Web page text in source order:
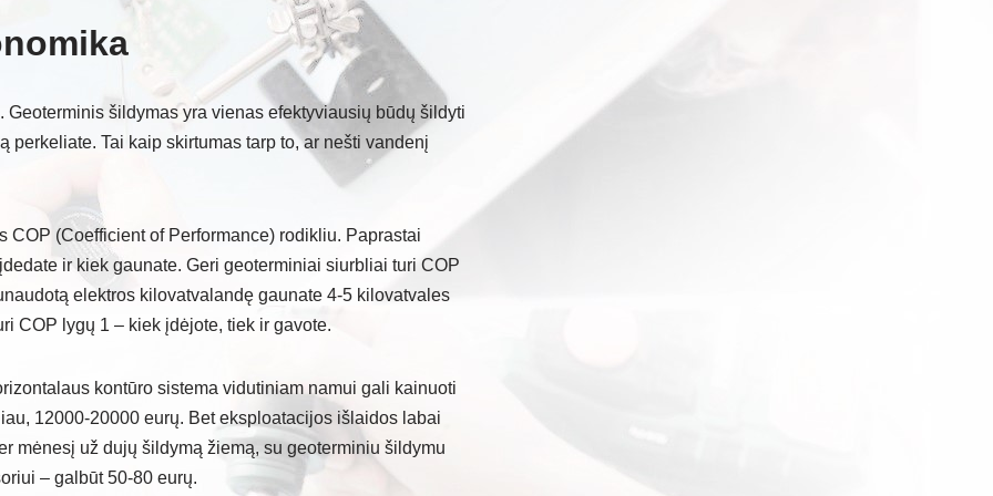
šildymas yra vienas efektyviausių būdų šildyti
perkeliate. Tai kaip skirtumas tarp to, ar nešti vandenį
(Coefficient of Performance) rodikliu. Paprastai
ir kiek gaunate. Geri geoterminiai siurbliai turi COP
elektros kilovatvalandę gaunate 4-5 kilovatvales
COP lygų 1 – kiek įdėjote, tiek ir gavote.
kontūro sistema vidutiniam namui gali kainuoti
12000-20000 eurų. Bet eksploatacijos išlaidos labai
mėnesį už dujų šildymą žiemą, su geoterminiu šildymu
– galbūt 50-80 eurų.